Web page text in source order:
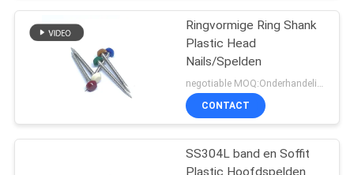
Ringvormige Ring Shank
Plastic Head
Nails/Spelden
CONTACT
SS304L band en Soffit
Plastic Hoofdspelden